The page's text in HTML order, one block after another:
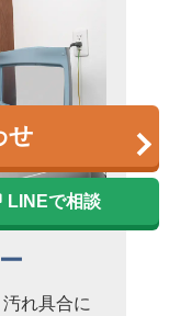
れ具合に
せ
LINEで相談